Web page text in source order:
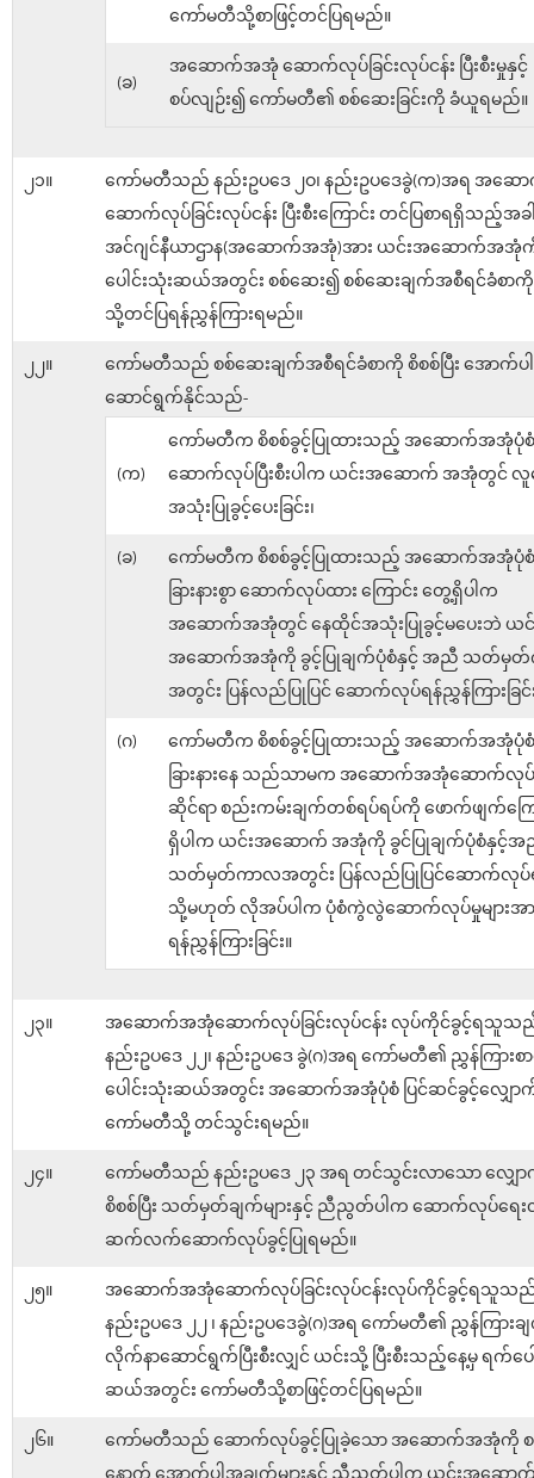
ကော်မတီသို့စာဖြင့်တင်ပြရမည်။
(ခ)
အဆောက်အအုံ ဆောက်လုပ်ခြင်းလုပ်ငန်း ပြီးစီးမှုနှင့်
စပ်လျဉ်း၍ ကော်မတီ၏ စစ်ဆေးခြင်းကို ခံယူရမည်။
၂၁။
ကော်မတီသည် နည်းဥပဒေ ၂ဝ၊ နည်းဥပဒေခွဲ(က)အရ အဆ
ဆောက်လုပ်ခြင်းလုပ်ငန်း ပြီးစီးကြောင်း တင်ပြစာရရှိသည့်အခ
အင်ဂျင်နီယာဌာန(အဆောက်အအုံ)အား ယင်းအဆောက်အအုံ
ပေါင်းသုံးဆယ်အတွင်း စစ်ဆေး၍ စစ်ဆေးချက်အစီရင်ခံစာ
သို့တင်ပြရန်ညွှန်ကြားရမည်။
၂၂။
ကော်မတီသည် စစ်ဆေးချက်အစီရင်ခံစာကို စိစစ်ပြီး အောက်ပ
ဆောင်ရွက်နိုင်သည်-
(က)
ကော်မတီက စိစစ်ခွင့်ပြုထားသည့် အဆောက်အအုံပုံ
ဆောက်လုပ်ပြီးစီးပါက ယင်းအဆောက် အအုံတွင် လူ
အသုံးပြုခွင့်ပေးခြင်း၊
(ခ)
ကော်မတီက စိစစ်ခွင့်ပြုထားသည့် အဆောက်အအုံပုံ
ခြားနားစွာ ဆောက်လုပ်ထား ကြောင်း တွေ့ရှိပါက
အဆောက်အအုံတွင် နေထိုင်အသုံးပြုခွင့်မပေးဘဲ ယင်
အဆောက်အအုံကို ခွင့်ပြုချက်ပုံစံနှင့် အညီ သတ်မှ
အတွင်း ပြန်လည်ပြုပြင် ဆောက်လုပ်ရန်ညွှန်ကြားခြင်
(ဂ)
ကော်မတီက စိစစ်ခွင့်ပြုထားသည့် အဆောက်အအုံပုံ
ခြားနားနေ သည်သာမက အဆောက်အအုံဆောက်လုပ်ခ
ဆိုင်ရာ စည်းကမ်းချက်တစ်ရပ်ရပ်ကို ဖောက်ဖျက်ကြ
ရှိပါက ယင်းအဆောက် အအုံကို ခွင်ပြုချက်ပုံစံနှင့်
သတ်မှတ်ကာလအတွင်း ပြန်လည်ပြုပြင်ဆောက်လုပ်
သို့မဟုတ် လိုအပ်ပါက ပုံစံကွဲလွဲဆောက်လုပ်မှုများအား
ရန်ညွှန်ကြားခြင်း။
၂၃။
အဆောက်အအုံဆောက်လုပ်ခြင်းလုပ်ငန်း လုပ်ကိုင်ခွင့်ရသူသ
နည်းဥပဒေ ၂၂၊ နည်းဥပဒေ ခွဲ(ဂ)အရ ကော်မတီ၏ ညွှန်ကြားစာ
ပေါင်းသုံးဆယ်အတွင်း အဆောက်အအုံပုံစံ ပြင်ဆင်ခွင့်လျှေ
ကော်မတီသို့ တင်သွင်းရမည်။
၂၄။
ကော်မတီသည် နည်းဥပဒေ ၂၃ အရ တင်သွင်းလာသော လျှေ
စိစစ်ပြီး သတ်မှတ်ချက်များနှင့် ညီညွတ်ပါက ဆောက်လုပ်ရေ
ဆက်လက်ဆောက်လုပ်ခွင့်ပြုရမည်။
၂၅။
အဆောက်အအုံဆောက်လုပ်ခြင်းလုပ်ငန်းလုပ်ကိုင်ခွင့်ရသူသ
နည်းဥပဒေ ၂၂ ၊ နည်းဥပဒေခွဲ(ဂ)အရ ကော်မတီ၏ ညွှန်ကြား
လိုက်နာဆောင်ရွက်ပြီးစီးလျှင် ယင်းသို့ ပြီးစီးသည့်နေ့မှ ရက်ပေ
ဆယ်အတွင်း ကော်မတီသို့စာဖြင့်တင်ပြရမည်။
၂၆။
ကော်မတီသည် ဆောက်လုပ်ခွင့်ပြုခဲ့သော အဆောက်အအုံကို စစ်